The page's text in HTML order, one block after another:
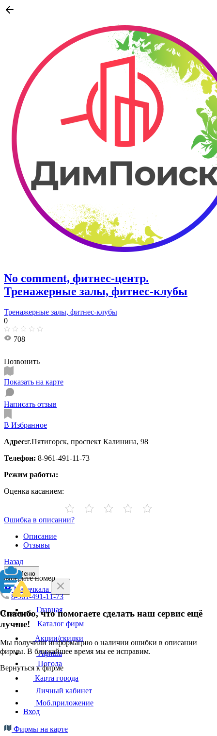
No comment, фитнес-центр.
Тренажерные залы, фитнес-клубы
Тренажерные залы, фитнес-клубы
0
708
Позвонить
Показать на карте
Написать отзыв
В Избранное
Адрес:г.Пятигорск, проспект Калинина, 98
Телефон: 8-961-491-11-73
Режим работы:
Оценка касанием:
Ошибка в описании?
Описание
Отзывы
Назад
Выберите номер
8-961-491-11-73
Отменить
Спасибо, что помогаете сделать наш сервис ещё
лучше!
Мы получили информацию о наличии ошибки в описании
фирмы. В ближайшее время мы ее исправим.
Вернуться к фирме
Меню
Махачкала
Главная
Каталог фирм
Акции/скидки
Афиша
Погода
Карта города
Личный кабинет
Моб.приложение
Вход
Фирмы на карте